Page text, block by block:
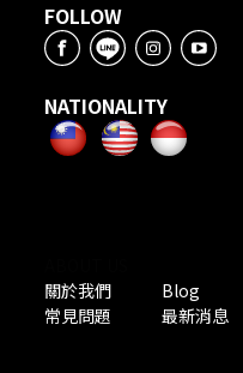
FOLLOW
NATIONALITY
關於我們
Blog
常見問題
最新消息